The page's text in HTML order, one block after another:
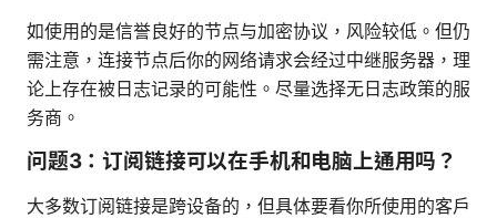
如使用的是信誉良好的节点与加密协议，风险较低。但仍
需注意，连接节点后你的网络请求会经过中继服务器，理
论上存在被日志记录的可能性。尽量选择无日志政策的服
务商。
问题3：订阅链接可以在手机和电脑上通用吗？
大多数订阅链接是跨设备的，但具体要看你所使用的客户